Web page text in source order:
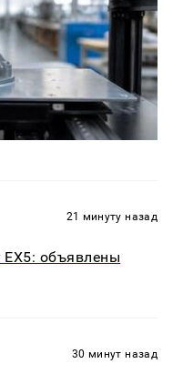
21 минуту назад
EX5: объявлены
30 минут назад